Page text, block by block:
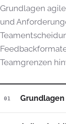
Grundlagen
und
Teamgrenzen
01